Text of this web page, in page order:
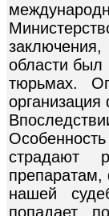
области был
тюрьмах.
страдают
препаратам,
нашей
попадает